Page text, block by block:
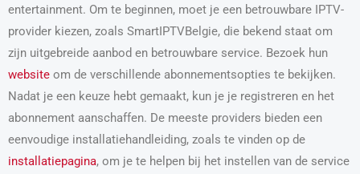
entertainment. Om te beginnen, moet je een betrouwbare IPTV-
provider kiezen, zoals SmartIPTVBelgie, die bekend staat om
zijn uitgebreide aanbod en betrouwbare service. Bezoek hun
website om de verschillende abonnementsopties te bekijken.
Nadat je een keuze hebt gemaakt, kun je je registreren en het
abonnement aanschaffen. De meeste providers bieden een
eenvoudige installatiehandleiding, zoals te vinden op de
installatiepagina, om je te helpen bij het instellen van de service